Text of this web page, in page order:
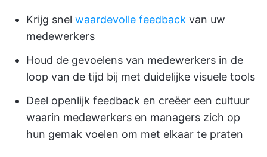
Krijg snel waardevolle feedback van uw
medewerkers
Houd de gevoelens van medewerkers in de
loop van de tijd bij met duidelijke visuele tools
Deel openlijk feedback en creëer een cultuur
waarin medewerkers en managers zich op
hun gemak voelen om met elkaar te praten